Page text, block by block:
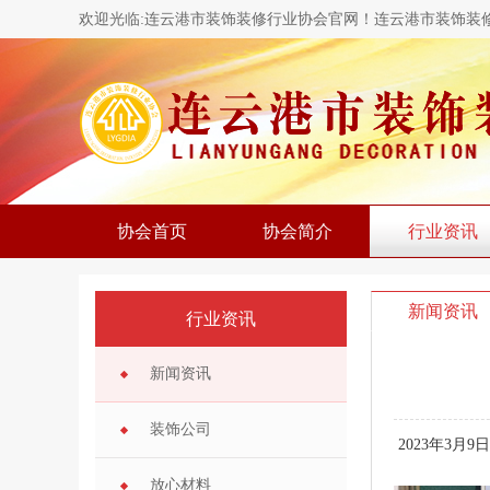
欢迎光临:连云港市装饰装修行业协会官网！连云港市装饰装
协会首页 协会简介 行业资讯
行业资讯
新闻资讯
装饰公司
放心材料
新闻资讯
2023年3月9